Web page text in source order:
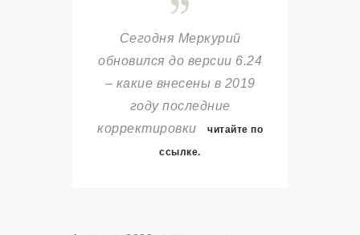
Сегодня Меркурий
обновился до версии 6.24
– какие внесены в 2019
году последние
корректировки
читайте по
ссылке.